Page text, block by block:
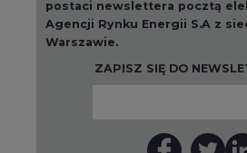
postaci newslettera pocztą
Agencji Rynku Energii S.A z
Warszawie.
ZAPISZ SIĘ DO